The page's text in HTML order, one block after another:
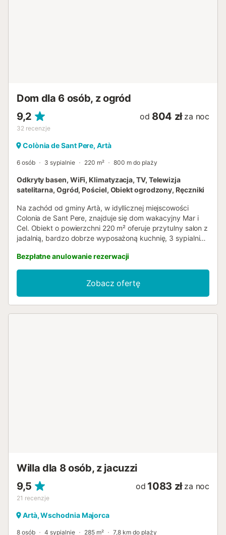
Dom dla 6 osób, z ogród
9,2
32 recenzje
od 804 zł za noc
Colònia de Sant Pere, Artà
6 osób 3 sypialnie 220 m² 800 m do plaży
Odkryty basen, WiFi, Klimatyzacja, TV, Telewizja
satelitarna, Ogród, Pościel, Obiekt ogrodzony, Ręczniki
Na zachód od gminy Artà, w idyllicznej miejscowości
Colonia de Sant Pere, znajduje się dom wakacyjny Mar i
Cel. Obiekt o powierzchni 220 m² oferuje przytulny salon z
jadalnią, bardzo dobrze wyposażoną kuchnię, 3 sypialnie
dzięki czemu może pomieścić 6 osób. Udogodnienia
obejmują również Wi-Fi, klimatyzację, kominek, telewizję
satelitarną, gry planszowe, zabawki, łóżeczko dziecięce i
krzesełko do karmienia. Na zewnątrz znajduje się oaza
dobrego samopoczucia ze śródziemnomorskim
Bezpłatne anulowanie rezerwacji
Zobacz ofertę
Willa dla 8 osób, z jacuzzi
9,5
21 recenzje
od 1083 zł za noc
Artà, Wschodnia Majorca
8 osób 4 sypialnie 285 m² 7,8 km do plaży